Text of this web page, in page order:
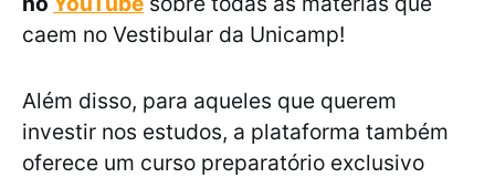
caem no Vestibular da Unicamp!
Além disso, para aqueles que querem
investir nos estudos, a plataforma também
oferece um curso preparatório exclusivo